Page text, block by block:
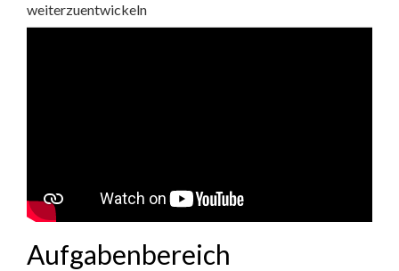
weiterzuentwickeln
Aufgabenbereich